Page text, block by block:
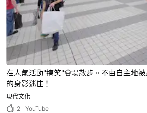
在人氣活動"搞笑"會場散步。不由自主地
的身影迷住！
現代文化
2
YouTube